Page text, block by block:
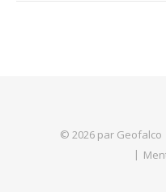
© 2026 par Geofalco